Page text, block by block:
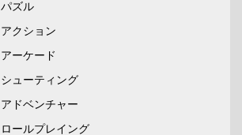
パズル
アクション
アーケード
シューティング
アドベンチャー
ロールプレイング